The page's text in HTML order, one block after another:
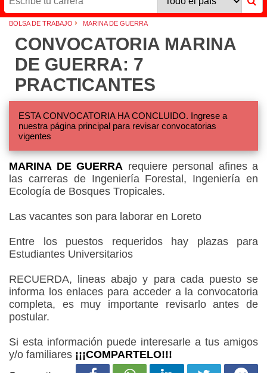
BOLSA DE TRABAJO › MARINA DE GUERRA
CONVOCATORIA MARINA
DE GUERRA: 7
PRACTICANTES
ESTA CONVOCATORIA HA CONCLUIDO. Ingrese a
nuestra página principal para revisar convocatorias
vigentes
MARINA DE GUERRA requiere personal afines a
las carreras de Ingeniería Forestal, Ingeniería en
Ecología de Bosques Tropicales.
Las vacantes son para laborar en Loreto
Entre los puestos requeridos hay plazas para
Estudiantes Universitarios
RECUERDA, lineas abajo y para cada puesto se
informa los enlaces para acceder a la convocatoria
completa, es muy importante revisarlo antes de
postular.
Si esta información puede interesarle a tus amigos
y/o familiares ¡¡¡COMPARTELO!!!